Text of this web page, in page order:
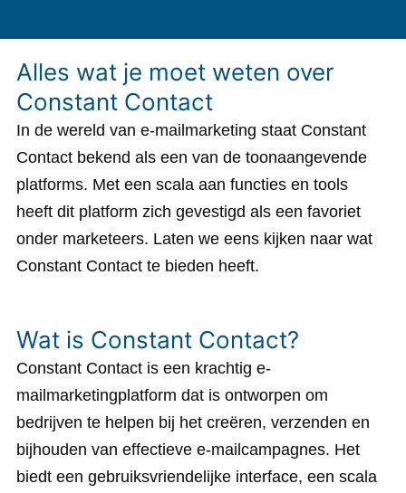
Alles wat je moet weten over
Constant Contact
In de wereld van e-mailmarketing staat Constant
Contact bekend als een van de toonaangevende
platforms. Met een scala aan functies en tools
heeft dit platform zich gevestigd als een favoriet
onder marketeers. Laten we eens kijken naar wat
Constant Contact te bieden heeft.
Wat is Constant Contact?
Constant Contact is een krachtig e-
mailmarketingplatform dat is ontworpen om
bedrijven te helpen bij het creëren, verzenden en
bijhouden van effectieve e-mailcampagnes. Het
biedt een gebruiksvriendelijke interface, een scala